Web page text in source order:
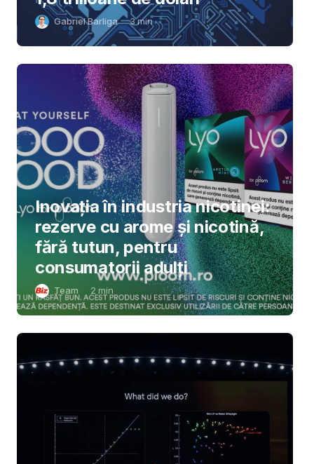
Gabriel Barliga 3min
Inovația în industria nicotinei:
rezerve cu arome și nicotină,
fără tutun, pentru
consumatorii adulți
Team 2 min